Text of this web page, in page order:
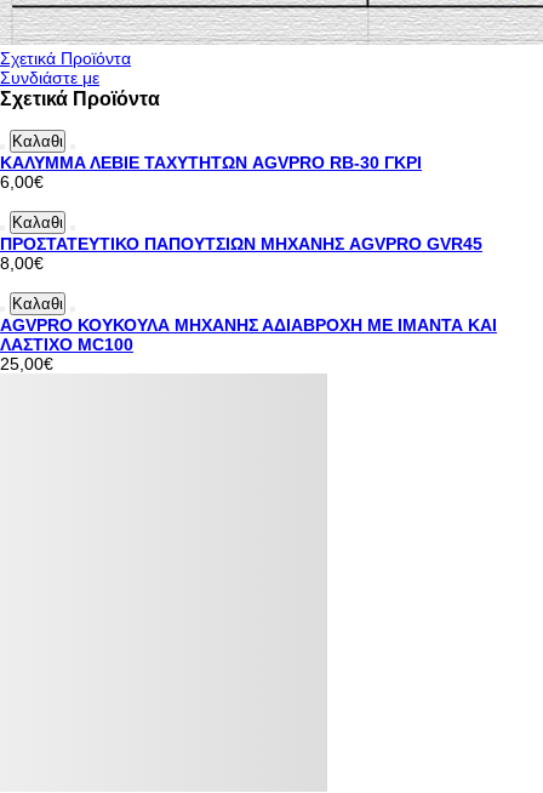
Σχετικά Προϊόντα
Συνδιάστε με
Σχετικά Προϊόντα
Καλαθι
ΚΑΛΥΜΜΑ ΛΕΒΙΕ ΤΑΧΥΤΗΤΩΝ AGVPRO RB-30 ΓΚΡΙ
6,00€
Καλαθι
ΠΡΟΣΤΑΤΕΥΤΙΚΟ ΠΑΠΟΥΤΣΙΩΝ ΜΗΧΑΝΗΣ AGVPRO GVR45
8,00€
Καλαθι
AGVPRO ΚΟΥΚΟΥΛΑ ΜΗΧΑΝΗΣ ΑΔΙΑΒΡΟΧΗ ΜΕ ΙΜΑΝΤΑ ΚΑΙ
ΛΑΣΤΙΧΟ MC100
25,00€